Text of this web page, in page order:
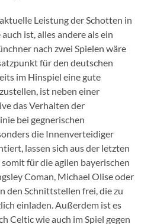
Leistung der Schotten in
ist, alles andere als ein
nach zwei Spielen wäre
für den deutschen
im Hinspiel eine gute
ist neben einer
das Verhalten der
bei gegnerischen
die Innenverteidiger
lassen sich aus der letzten
für die agilen bayerischen
Coman, Michael Olise oder
den Schnittstellen frei, die zu
einladen. Außerdem ist es
Celtic wie auch im Spiel gegen